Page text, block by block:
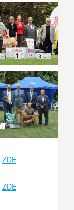
ZDE
ZDE